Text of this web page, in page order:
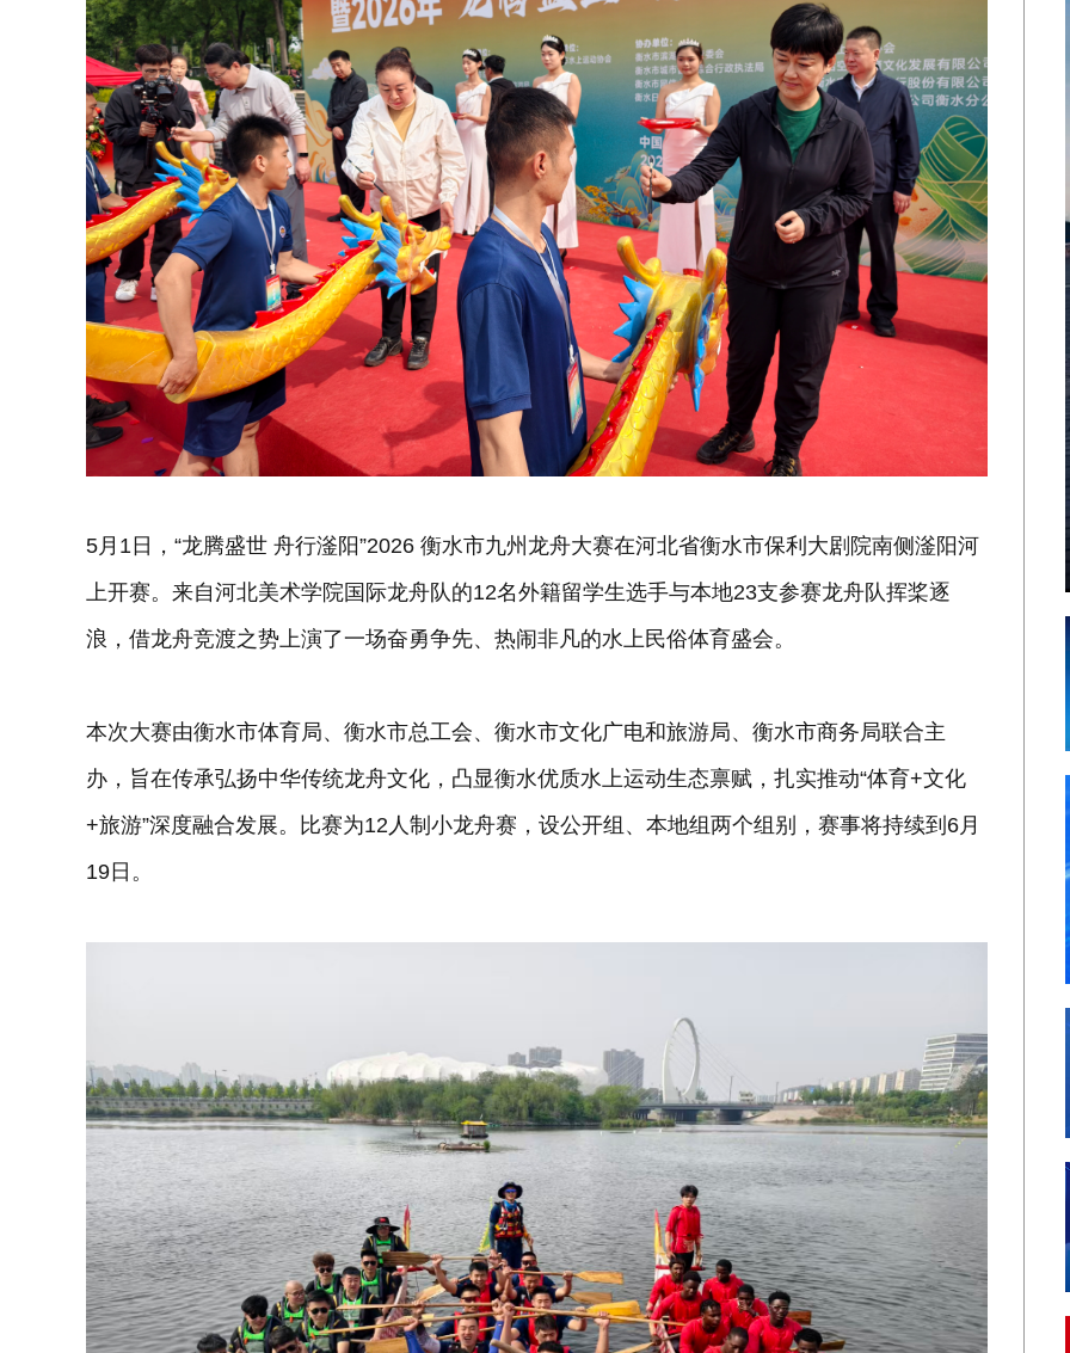
5月1日，“龙腾盛世 舟行滏阳”2026 衡水市九州龙舟大赛在河北省衡水市保利大剧院南侧滏阳河
上开赛。来自河北美术学院国际龙舟队的12名外籍留学生选手与本地23支参赛龙舟队挥桨逐
浪，借龙舟竞渡之势上演了一场奋勇争先、热闹非凡的水上民俗体育盛会。
本次大赛由衡水市体育局、衡水市总工会、衡水市文化广电和旅游局、衡水市商务局联合主
办，旨在传承弘扬中华传统龙舟文化，凸显衡水优质水上运动生态禀赋，扎实推动“体育+文化
+旅游”深度融合发展。比赛为12人制小龙舟赛，设公开组、本地组两个组别，赛事将持续到6月
19日。